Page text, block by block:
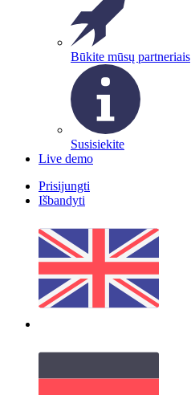
Būkite mūsų partneriais
Susisiekite
Live demo
Prisijungti
Išbandyti